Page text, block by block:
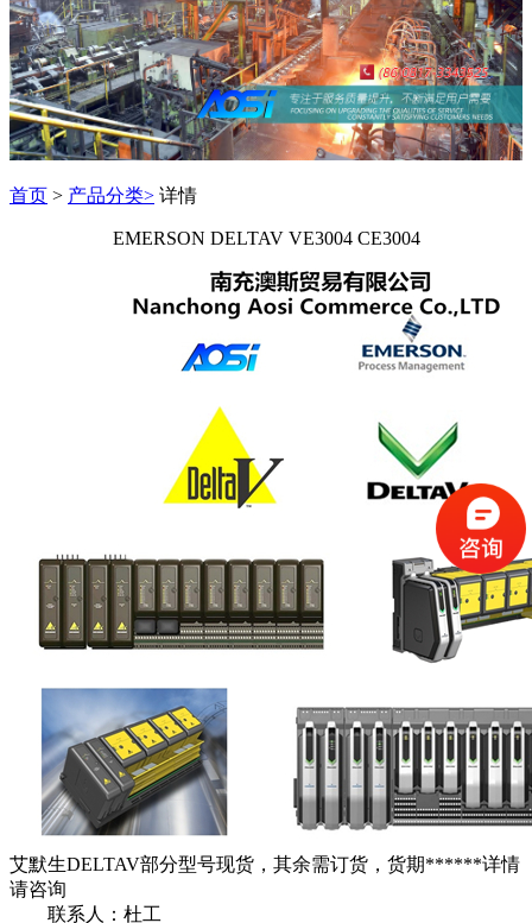
首页 > 产品分类> 详情
EMERSON DELTAV VE3004 CE3004
艾默生DELTAV部分型号现货，其余需订货，货期******详情
请咨询
联系人：杜工